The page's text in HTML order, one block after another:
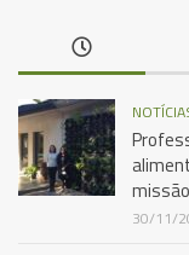
30/11/